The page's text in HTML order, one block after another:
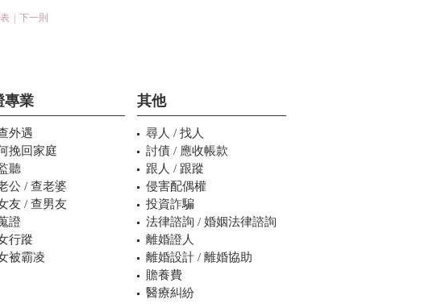
下一則
專業
外遇
挽回家庭
聽
公 / 查老婆
友 / 查男友
證
行蹤
被霸凌
其他
尋人 / 找人
討債 / 應收帳款
跟人 / 跟蹤
侵害配偶權
投資詐騙
法律諮詢 / 婚姻法律諮詢
離婚證人
離婚設計 / 離婚協助
贍養費
醫療糾紛